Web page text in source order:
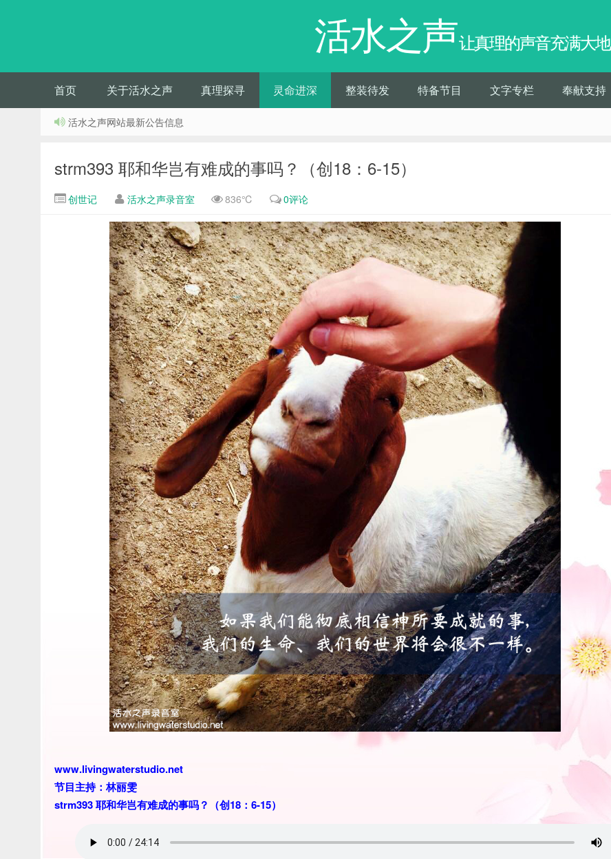
活水之声让真理的声音充满大地
首页 关于活水之声 真理探寻 灵命进深 整装待发 特备节目 文字专栏 奉献支持
活水之声网站最新公告信息
strm393 耶和华岂有难成的事吗？（创18：6-15）
创世记 活水之声录音室 836℃ 0评论
www.livingwaterstudio.net
节目主持：林丽雯
strm393 耶和华岂有难成的事吗？（创18：6-15）